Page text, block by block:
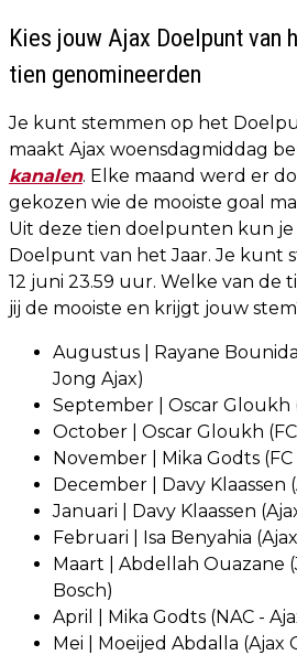
Kies jouw Ajax Doelpunt van
tien genomineerden
Je kunt stemmen op het
maakt Ajax woensdagmiddag
kanalen. Elke maand werd er
gekozen wie de mooiste goal
Uit deze tien doelpunten kun
Doelpunt van het Jaar. Je kunt
12 juni 23.59 uur. Welke van de
jij de mooiste en krijgt jouw
Augustus | Rayane
Jong Ajax)
September | Oscar Gloukh
October | Oscar Gloukh
November | Mika Godts
December | Davy Klaassen
Januari | Davy Klaassen
Februari | Isa Benyahia (Ajax
Maart | Abdellah Ouazane
Bosch)
April | Mika Godts (NAC -
Mei | Moeijed Abdalla (Ajax